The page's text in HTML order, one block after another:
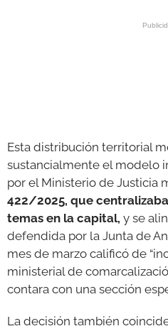
Esta distribución territorial
sustancialmente el modelo
por el Ministerio de Justicia
422/2025, que
temas en la capital, y se
defendida por la Junta de
mes de marzo calificó de
ministerial de
contara con una sección
La decisión también